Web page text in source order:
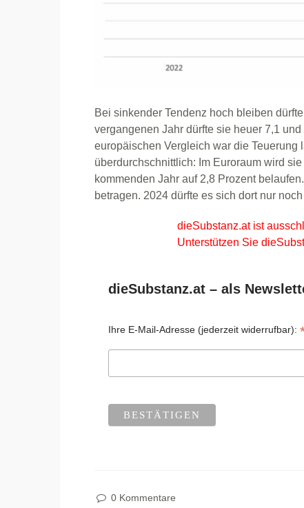
Bei sinkender Tendenz hoch bleiben
vergangenen Jahr dürfte sie heuer 7,1
europäischen Vergleich war die
überdurchschnittlich: Im Euroraum wird
kommenden Jahr auf 2,8 Prozent
betragen. 2024 dürfte es sich dort nur
dieSubstanz.at ist
Unterstützen Sie
dieSubstanz.at – als
Ihre E-Mail-Adresse (jederzeit widerrufbar):
0 Kommentare